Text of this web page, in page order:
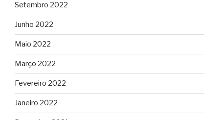
Setembro 2022
Junho 2022
Maio 2022
Março 2022
Fevereiro 2022
Janeiro 2022